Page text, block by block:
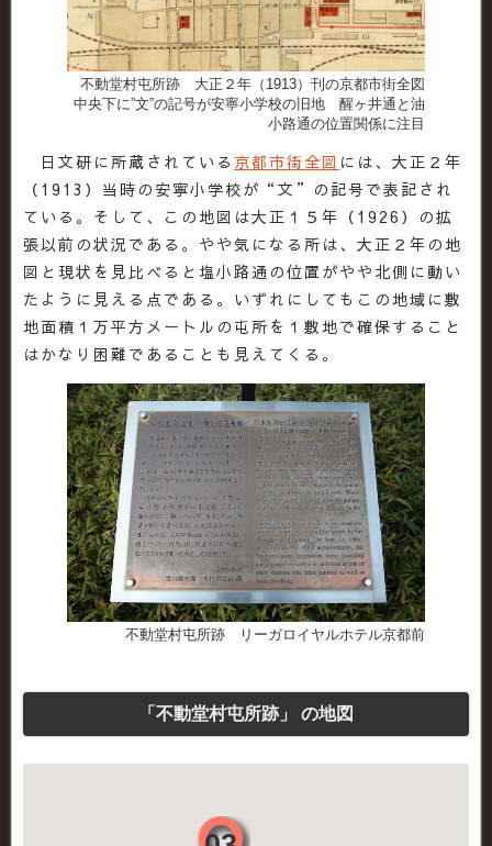
不動堂村屯所跡 大正２年（1913）刊の京都市街全図
中央下に”文”の記号が安寧小学校の旧地 醒ヶ井通と油
小路通の位置関係に注目
日文研に所蔵されている 京都市街全図 には、大正２年
（1913）当時の安寧小学校が“文”の記号で表記され
ている。そして、この地図は大正１５年（1926）の拡
張以前の状況である。やや気になる所は、大正２年の地
図と現状を見比べると塩小路通の位置がやや北側に動い
たように見える点である。いずれにしてもこの地域に敷
地面積１万平方メートルの屯所を１敷地で確保すること
はかなり困難であることも見えてくる。
不動堂村屯所跡 リーガロイヤルホテル京都前
「不動堂村屯所跡」 の地図